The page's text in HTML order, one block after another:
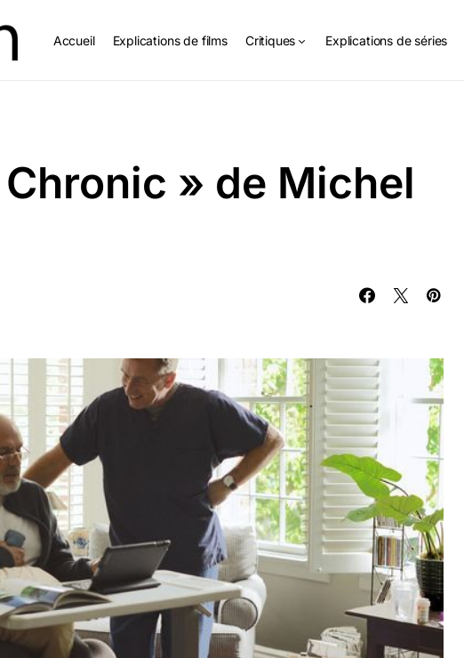
Accueil Explications de films Critiques Explications de séries
» de Michel